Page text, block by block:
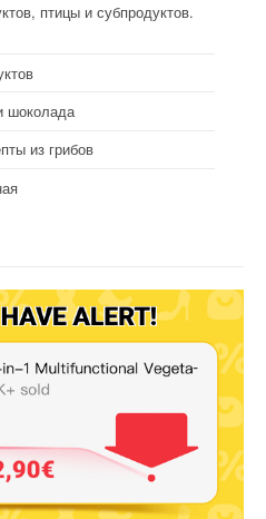
птицы и субпродуктов.
шоколада
из грибов